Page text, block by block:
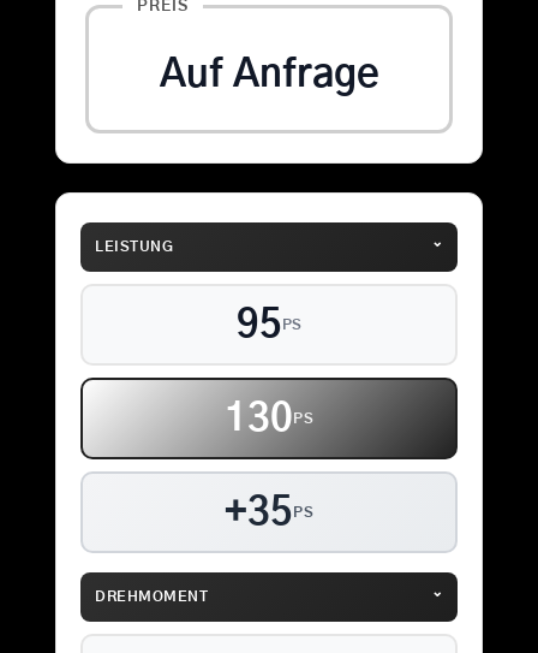
PREIS
Auf Anfrage
LEISTUNG ⌄
95 PS
130 PS
+35 PS
DREHMOMENT ⌄